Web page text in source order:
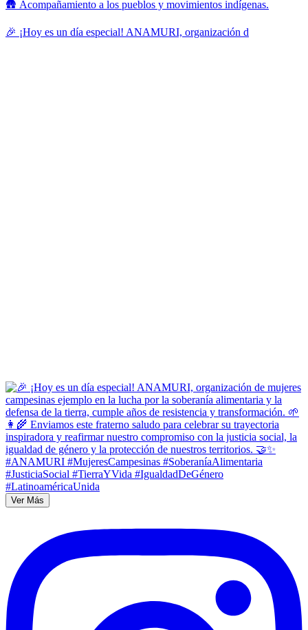
🛖 Acompañamiento a los pueblos y movimientos indígenas.
🎉 ¡Hoy es un día especial! ANAMURI, organización d
Ver Más